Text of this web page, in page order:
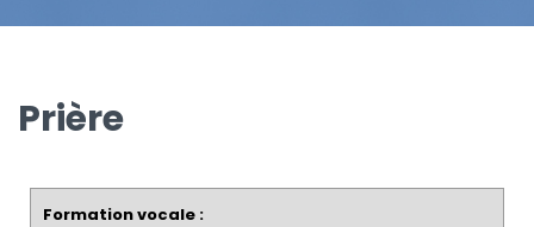
Prière
Formation vocale :